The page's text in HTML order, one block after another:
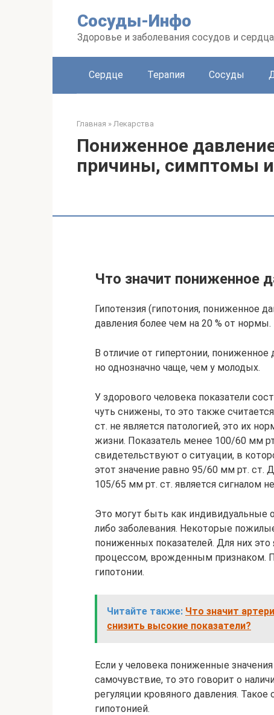
Сосуды-Инфо
Здоровье и заболевания сосудов и
Сердце Терапия Сосуды
Главная » Лекарства
Пониженное
причины, симптомы
Что значит пониженное
Гипотензия (гипотония, пониженное
давления более чем на 20 % от нормы.
В отличие от гипертонии,
но однозначно чаще, чем у молодых.
У здорового человека показатели
чуть снижены, то это также
ст. не является патологией, это их
жизни. Показатель менее 100/60 мм
свидетельствуют о ситуации, в
этот значение равно 95/60 мм рт. ст.
105/65 мм рт. ст. является сигналом
Это могут быть как индивидуальные
либо заболевания. Некоторые
пониженных показателей. Для них
процессом, врожденным признаком.
гипотонии.
Читайте также: Что значит
снизить высокие показатели?
Если у человека пониженные
самочувствие, то это говорит о
регуляции кровяного давления.
гипотонией.